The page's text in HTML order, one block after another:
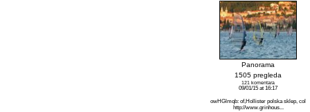
Panorama
1505 pregleda
121 komentara
09/01/15 at 16:17
owHGlmqb: of,Hollister polska sklep, col
http://www.grinhous...